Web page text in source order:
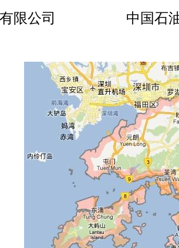
险有限公司 中国石